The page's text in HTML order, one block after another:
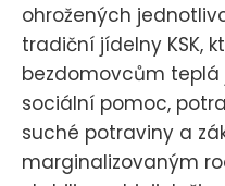
ohrožených
tradiční jídelny KSK,
bezdomovcům teplá
sociální pomoc,
suché potraviny a
marginalizovaným